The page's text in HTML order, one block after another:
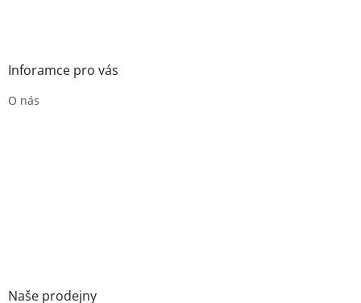
Inforamce pro vás
O nás
Naše prodejny